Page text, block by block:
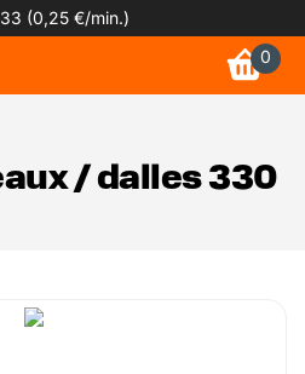
(0,25 €/min.)
0
/ dalles 330